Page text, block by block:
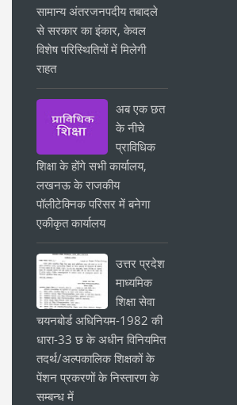
सामान्य अंतरजनपदीय तबादले
से सरकार का इंकार, केवल
विशेष परिस्थितियों में मिलेगी
राहत
अब एक छत
के नीचे
प्राविधिक
शिक्षा के होंगे सभी कार्यालय,
लखनऊ के राजकीय
पॉलीटेक्निक परिसर में बनेगा
एकीकृत कार्यालय
उत्तर प्रदेश
माध्यमिक
शिक्षा सेवा
चयनबोर्ड अधिनियम-1982 की
धारा-33 छ के अधीन विनियमित
तदर्थ/अल्पकालिक शिक्षकों के
पेंशन प्रकरणों के निस्तारण के
सम्बन्ध में